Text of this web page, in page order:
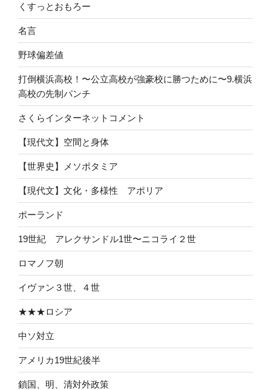
くすっとおもろー
名言
野球偏差値
打倒横浜高校！〜公立高校が強豪校に勝つために〜9.横浜
高校の先制パンチ
さくらインターネットコメント
【現代文】空間と身体
【世界史】メソポタミア
【現代文】文化・多様性 アポリア
ポーランド
19世紀 アレクサンドル1世〜ニコライ２世
ロマノフ朝
イヴァン３世、４世
★★★ロシア
中ソ対立
アメリカ19世紀後半
鎖国、明、清対外政策